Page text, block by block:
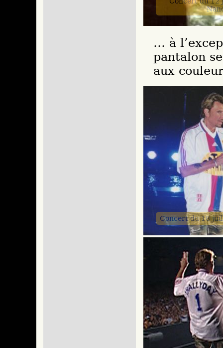
… à
pantalon
aux
Concert du 18